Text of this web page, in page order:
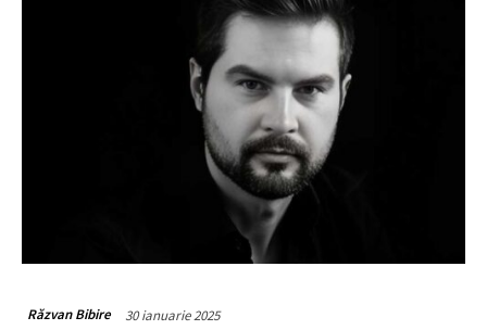
Răzvan Bibire 30 ianuarie 2025